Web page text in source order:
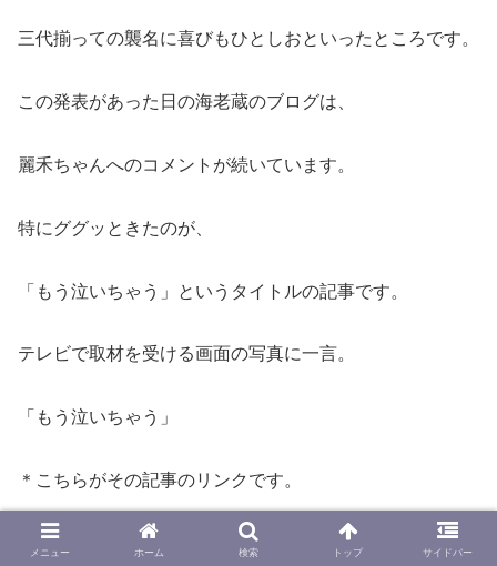
三代揃っての襲名に喜びもひとしおといったところです。
この発表があった日の海老蔵のブログは、
麗禾ちゃんへのコメントが続いています。
特にググッときたのが、
「もう泣いちゃう」というタイトルの記事です。
テレビで取材を受ける画面の写真に一言。
「もう泣いちゃう」
＊こちらがその記事のリンクです。
404エラー｜Ameba(アメーバブログ)
メニュー ホーム 検索 トップ サイドバー